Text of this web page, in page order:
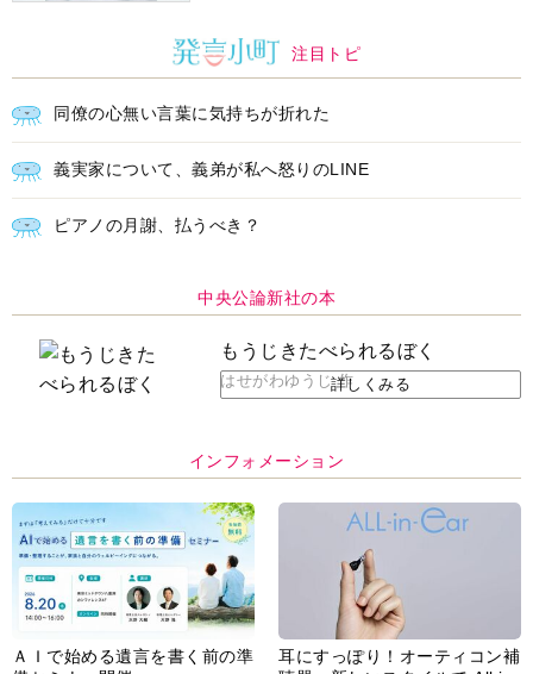
注目トピ
同僚の心無い言葉に気持ちが折れた
義実家について、義弟が私へ怒りのLINE
ピアノの月謝、払うべき？
中央公論新社の本
もうじきたべられるぼく
はせがわゆうじ 作詳しくみる
インフォメーション
ＡＩで始める遺言を書く前の準
耳にすっぽり！オーティコン補